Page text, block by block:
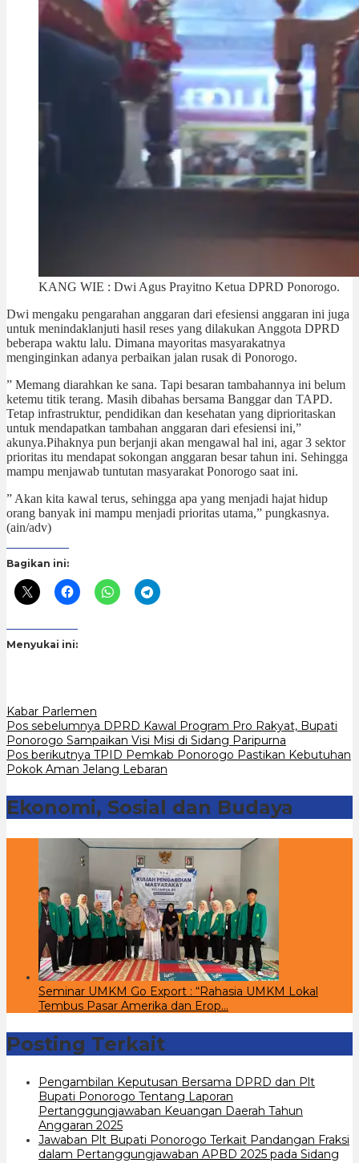
KANG WIE : Dwi Agus Prayitno Ketua DPRD Ponorogo.
Dwi mengaku pengarahan anggaran dari efesiensi anggaran ini juga
untuk menindaklanjuti hasil reses yang dilakukan Anggota DPRD
beberapa waktu lalu. Dimana mayoritas masyarakatnya
menginginkan adanya perbaikan jalan rusak di Ponorogo.
” Memang diarahkan ke sana. Tapi besaran tambahannya ini belum
ketemu titik terang. Masih dibahas bersama Banggar dan TAPD.
Tetap infrastruktur, pendidikan dan kesehatan yang diprioritaskan
untuk mendapatkan tambahan anggaran dari efesiensi ini,”
akunya.Pihaknya pun berjanji akan mengawal hal ini, agar 3 sektor
prioritas itu mendapat sokongan anggaran besar tahun ini. Sehingga
mampu menjawab tuntutan masyarakat Ponorogo saat ini.
” Akan kita kawal terus, sehingga apa yang menjadi hajat hidup
orang banyak ini mampu menjadi prioritas utama,” pungkasnya.
(ain/adv)
Bagikan ini:
Menyukai ini:
Kabar Parlemen
Navigasi
pos
Pos sebelumnya DPRD Kawal Program Pro Rakyat, Bupati
Ponorogo Sampaikan Visi Misi di Sidang Paripurna
Pos berikutnya TPID Pemkab Ponorogo Pastikan Kebutuhan
Pokok Aman Jelang Lebaran
Ekonomi, Sosial dan Budaya
Seminar UMKM Go Export : “Rahasia UMKM Lokal
Tembus Pasar Amerika dan Erop…
Posting Terkait
Pengambilan Keputusan Bersama DPRD dan Plt
Bupati Ponorogo Tentang Laporan
Pertanggungjawaban Keuangan Daerah Tahun
Anggaran 2025
Jawaban Plt Bupati Ponorogo Terkait Pandangan Fraksi
dalam Pertanggungjawaban APBD 2025 pada Sidang